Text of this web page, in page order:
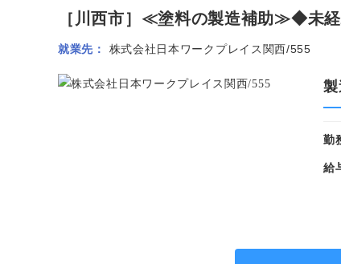
［川西市］≪塗料の製造補助≫◆未
就業先 株式会社日本ワークプレイス関西/555
製
勤
給